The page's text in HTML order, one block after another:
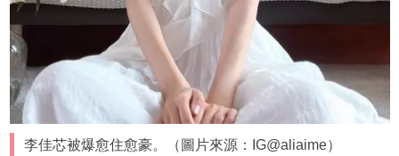
李佳芯被爆愈住愈豪。（圖片來源：IG@aliaime）